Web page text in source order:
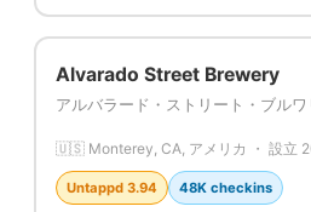
Alvarado Street Brewery
アルバラード・ストリート・ブルワ
🇺🇸 Monterey, CA, アメリカ ・ 設立
Untappd 3.94 48K checkins